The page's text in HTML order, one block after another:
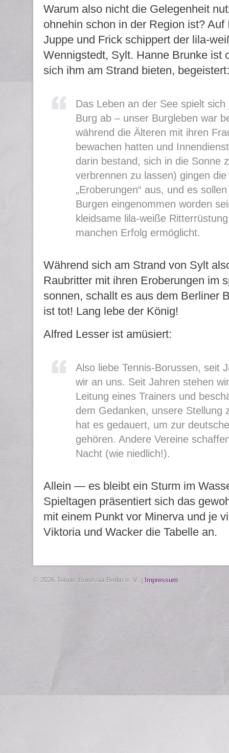
Warum also nicht die Gelegenheit
ohnehin schon in der Region ist?
Juppe und Frick schippert der lila-
Wennigstedt, Sylt. Hanne Brunke ist
sich ihm am Strand bieten, begeistert:
Das Leben an der See spielt
Burg ab – unser Burgleben war
während die Älteren mit ihren
bewachen hatten und
darin bestand, sich in die Sonne
verbrennen zu lassen) gingen
„Eroberungen“ aus, und es
Burgen eingenommen worden
kleidsame lila-weiße
manchen Erfolg ermöglicht.
Während sich am Strand von Sylt
Raubritter mit ihren Eroberungen im
sonnen, schallt es aus dem Berliner
ist tot! Lang lebe der König!
Alfred Lesser ist amüsiert:
Also liebe Tennis-Borussen, seit
wir an uns. Seit Jahren stehen
Leitung eines Trainers und
dem Gedanken, unsere Stellung
hat es gedauert, um zur
gehören. Andere Vereine
Nacht (wie niedlich!).
Allein — es bleibt ein Sturm im
Spieltagen präsentiert sich das
mit einem Punkt vor Minerva und je
Viktoria und Wacker die Tabelle an.
© 2026 Tennis Borussia Berlin e. V. | Impressum